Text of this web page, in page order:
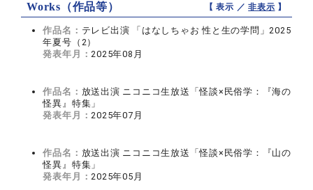
Works（作品等） 【 表示 ／非表示 】
作品名： テレビ出演 「はなしちゃお 性と生の学問」2025
年夏号（2）
発表年月：2025年08月
作品名： 放送出演 ニコニコ生放送「怪談×民俗学：『海の
怪異』特集」
発表年月：2025年07月
作品名： 放送出演 ニコニコ生放送「怪談×民俗学：『山の
怪異』特集」
発表年月：2025年05月